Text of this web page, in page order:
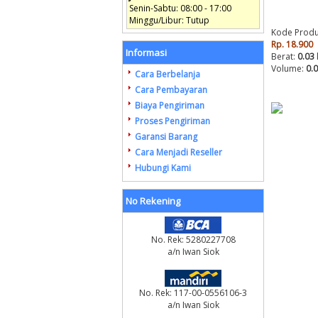
Senin-Sabtu: 08:00 - 17:00
Minggu/Libur: Tutup
Informasi
Cara Berbelanja
Cara Pembayaran
Biaya Pengiriman
Proses Pengiriman
Garansi Barang
Cara Menjadi Reseller
Hubungi Kami
No Rekening
No. Rek: 5280227708
a/n Iwan Siok
No. Rek: 117-00-0556106-3
a/n Iwan Siok
Kode
Rp. 18.900
Berat: 0.03
Volume: